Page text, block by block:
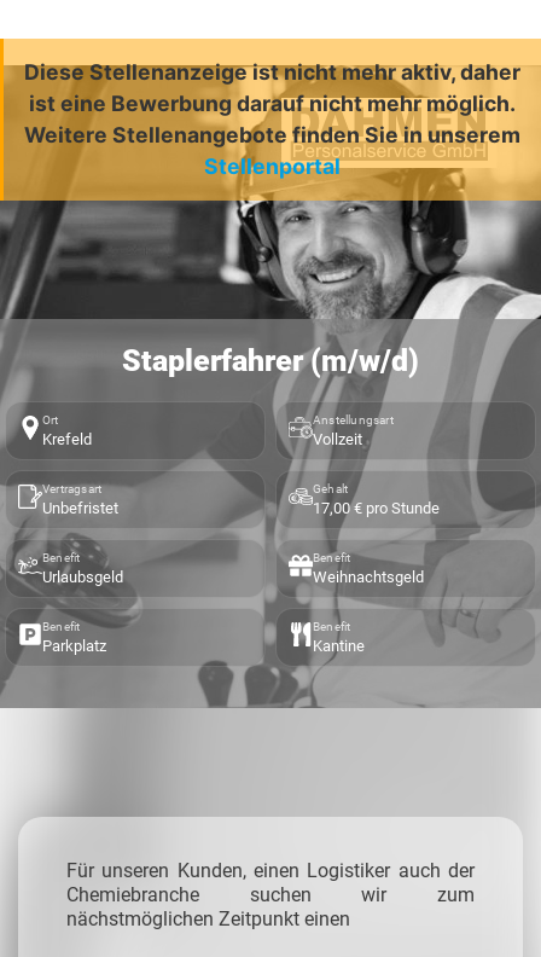
Diese Stellenanzeige ist nicht mehr aktiv, daher
ist eine Bewerbung darauf nicht mehr möglich.
Weitere Stellenangebote finden Sie in unserem
Stellenportal
Staplerfahrer (m/w/d)
Ort
Krefeld
Anstellungsart
Vollzeit
Vertragsart
Unbefristet
Gehalt
17,00 € pro Stunde
Benefit
Urlaubsgeld
Benefit
Weihnachtsgeld
Benefit
Parkplatz
Benefit
Kantine
Für unseren Kunden, einen Logistiker auch der
Chemiebranche suchen wir zum
nächstmöglichen Zeitpunkt einen